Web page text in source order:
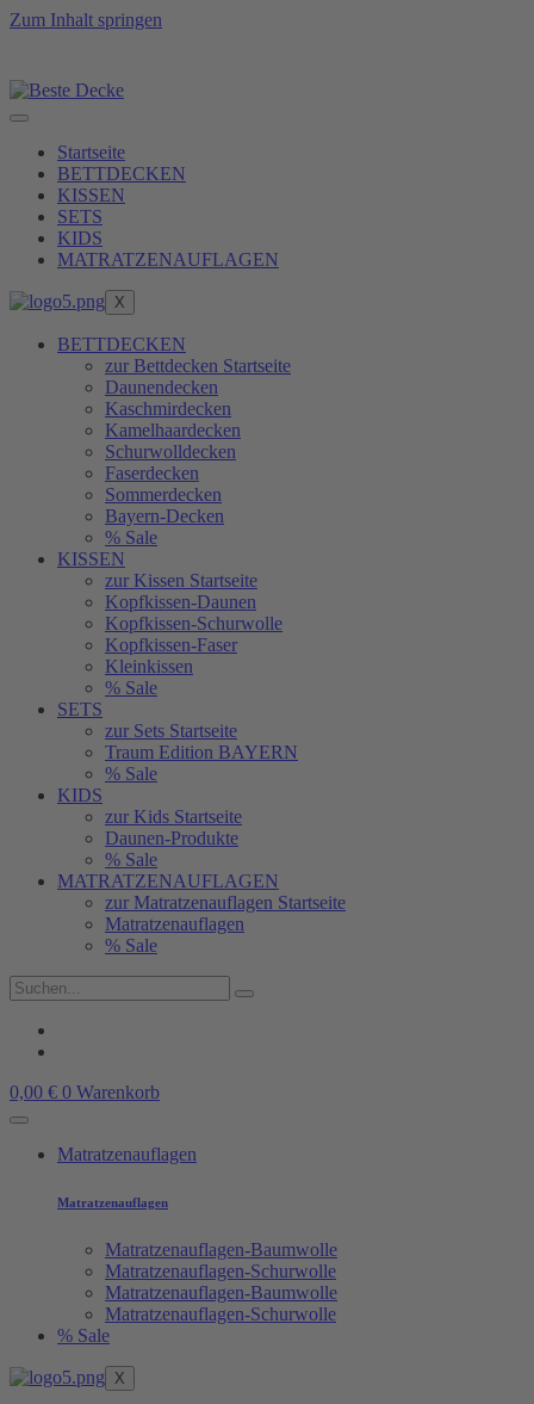
Zum Inhalt springen
Startseite
BETTDECKEN
KISSEN
SETS
KIDS
MATRATZENAUFLAGEN
X
BETTDECKEN
zur Bettdecken Startseite
Daunendecken
Kaschmirdecken
Kamelhaardecken
Schurwolldecken
Faserdecken
Sommerdecken
Bayern-Decken
% Sale
KISSEN
zur Kissen Startseite
Kopfkissen-Daunen
Kopfkissen-Schurwolle
Kopfkissen-Faser
Kleinkissen
% Sale
SETS
zur Sets Startseite
Traum Edition BAYERN
% Sale
KIDS
zur Kids Startseite
Daunen-Produkte
% Sale
MATRATZENAUFLAGEN
zur Matratzenauflagen Startseite
Matratzenauflagen
% Sale
0,00 € 0 Warenkorb
Matratzenauflagen
Matratzenauflagen
Matratzenauflagen-Baumwolle
Matratzenauflagen-Schurwolle
Matratzenauflagen-Baumwolle
Matratzenauflagen-Schurwolle
% Sale
X